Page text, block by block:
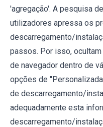
'agregação'. A pesquisa
utilizadores apressa os
descarregamento/
passos. Por isso,
de navegador dentro de
opções de
de descarregamento/
adequadamente esta
descarregamento/